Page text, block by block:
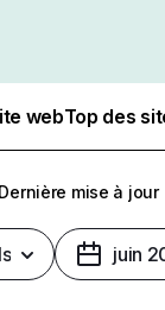
webTop des
Dernière mise à jour
juin